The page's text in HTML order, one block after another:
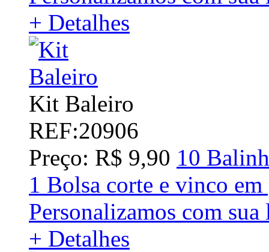
+ Detalhes
Kit Baleiro
REF:20906
Preço: R$ 9,90 10
1 Bolsa corte e vinco
Personalizamos com
+ Detalhes